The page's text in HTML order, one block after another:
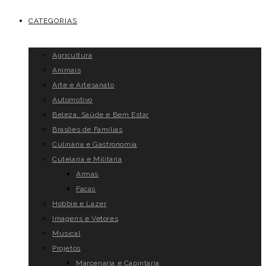
CATEGORIAS
Agricultura
Animais
Arte e Artesanato
Automotivo
Beleza, Saúde e Bem Estar
Brasões de Famílias
Culinária e Gastronomia
Cutelaria e Militaria
Armas
Facas
Hobbie e Lazer
Imagens e Vetores
Musical
Projetos
Marcenaria e Capintaria